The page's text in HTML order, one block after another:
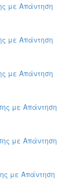
με Απάντηση
με Απάντηση
με Απάντηση
με Απάντηση
με Απάντηση
με Απάντηση